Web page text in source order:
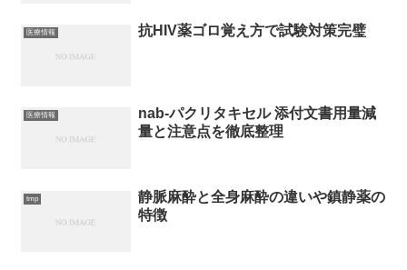
医療情報 抗HIV薬ゴロ覚え方で試験対策完璧
医療情報
nab-パクリタキセル 添付文書用量減
量と注意点を徹底整理
tmp
静脈麻酔と全身麻酔の違いや鎮静薬の
特徴